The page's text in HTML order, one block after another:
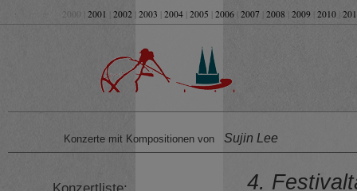
2000 | 2001 2002 2003 2004 2005 2006 2007 2008 2009 2010
Konzerte mit Kompositionen von Sujin Lee
4.